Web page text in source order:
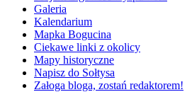
Galeria
Kalendarium
Mapka Bogucina
Ciekawe linki z okolicy
Mapy historyczne
Napisz do Sołtysa
Załoga bloga, zostań redaktorem!